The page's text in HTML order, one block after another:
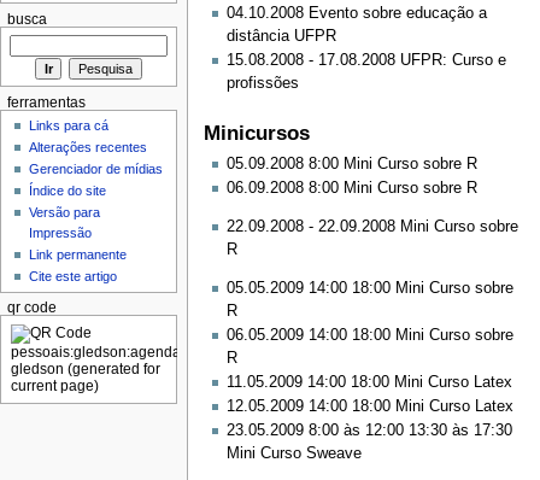
04.10.2008 Evento sobre educação a
distância UFPR
15.08.2008 - 17.08.2008 UFPR: Curso e
profissões
Minicursos
05.09.2008 8:00 Mini Curso sobre R
06.09.2008 8:00 Mini Curso sobre R
22.09.2008 - 22.09.2008 Mini Curso sobre
R
05.05.2009 14:00 18:00 Mini Curso sobre
R
06.05.2009 14:00 18:00 Mini Curso sobre
R
11.05.2009 14:00 18:00 Mini Curso Latex
12.05.2009 14:00 18:00 Mini Curso Latex
23.05.2009 8:00 às 12:00 13:30 às 17:30
Mini Curso Sweave
busca
ferramentas
Links para cá
Alterações recentes
Gerenciador de mídias
Índice do site
Versão para
Impressão
Link permanente
Cite este artigo
qr code